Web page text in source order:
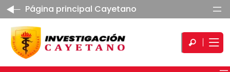
Página principal Cayetano